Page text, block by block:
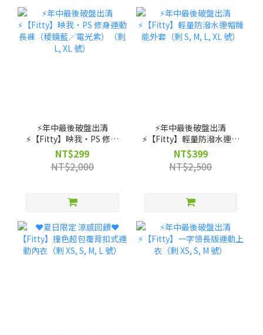
⚡️年中最後破盤出清
⚡️【Fitty】映我・PS 修身
運動長褲（稜鏡藍／電光
紫）（剩 L, XL 號）
NT$299
NT$2,000
⚡️年中最後破盤出清
⚡️【Fitty】輕量防潑水連帽
機能外套（剩 S, M, L, XL
號）
NT$399
NT$2,500